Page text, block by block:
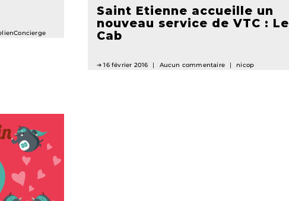
Saint Etienne accueille un
nouveau service de VTC : Le
Cab
16 février 2016 Aucun commentaire nicop